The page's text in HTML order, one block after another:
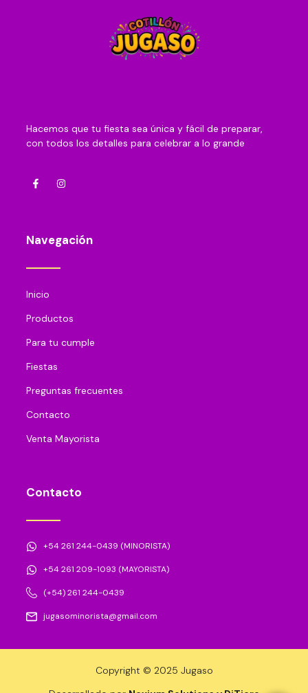
Hacemos que tu fiesta sea única y fácil de preparar,
con todos los detalles para celebrar a lo grande
Navegación
Inicio
Productos
Para tu cumple
Fiestas
Preguntas frecuentes
Contacto
Venta Mayorista
Contacto
+54 261 244-0439 (MINORISTA)
+54 261 209-1093 (MAYORISTA)
(+54) 261 244-0439
jugasominorista@gmail.com
Copyright © 2025 Jugaso